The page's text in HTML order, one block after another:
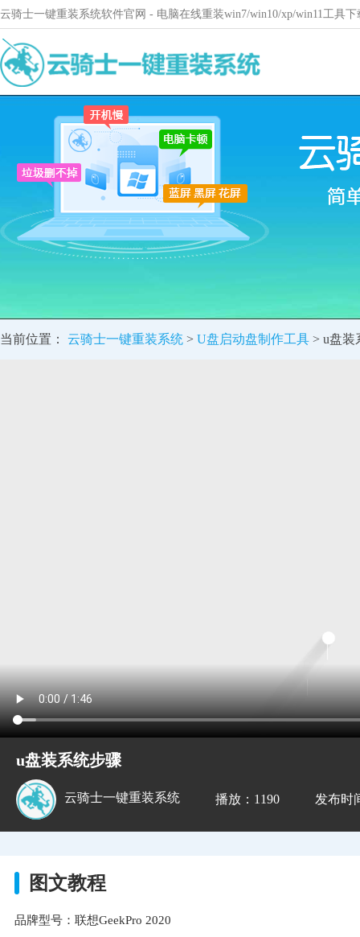
云骑士一键重装系统软件官网 - 电脑在线重装win7/win10/xp/win11工具
当前位置： 云骑士一键重装系统 > U盘启动盘制作工具 > u盘装
u盘装系统步骤
云骑士一键重装系统 播放：1190 发布时
图文教程
品牌型号：联想GeekPro 2020